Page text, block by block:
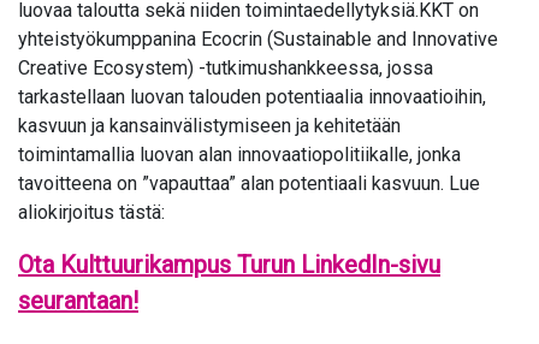
luovaa taloutta sekä niiden toimintaedellytyksiä.KKT on
yhteistyökumppanina Ecocrin (Sustainable and Innovative
Creative Ecosystem) -tutkimushankkeessa, jossa
tarkastellaan luovan talouden potentiaalia innovaatioihin,
kasvuun ja kansainvälistymiseen ja kehitetään
toimintamallia luovan alan innovaatiopolitiikalle, jonka
tavoitteena on ”vapauttaa” alan potentiaali kasvuun. Lue
aliokirjoitus tästä:
Ota Kulttuurikampus Turun LinkedIn-sivu
seurantaan!